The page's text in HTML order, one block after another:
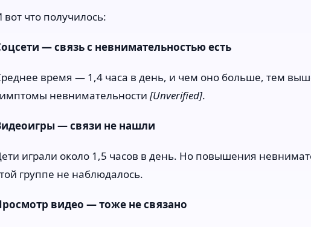
вот что получилось:
— связь с невнимательностью есть
время — 1,4 часа в день, и чем оно больше, тем
невнимательности [Unverified].
— связи не нашли
играли около 1,5 часов в день. Но повышения
группе не наблюдалось.
видео — тоже не связано